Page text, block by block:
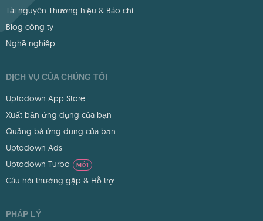
Tài nguyên Thương hiệu & Báo chí
Blog công ty
Nghề nghiệp
DỊCH VỤ CỦA CHÚNG TÔI
Uptodown App Store
Xuất bản ứng dụng của bạn
Quảng bá ứng dụng của bạn
Uptodown Ads
Uptodown Turbo
MỚI
Câu hỏi thường gặp & Hỗ trợ
PHÁP LÝ